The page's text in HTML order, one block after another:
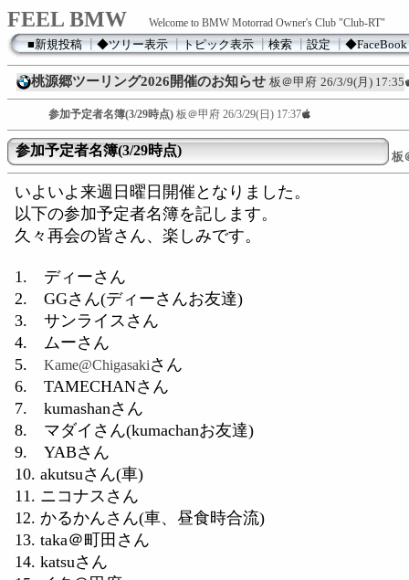
FEEL BMW Welcome to BMW Motorrad Owner's Club "Club-RT"
■新規投稿┃◆ツリー表示┃トピック表示┃検索┃設定┃◆FaceBook
桃源郷ツーリング2026開催のお知らせ 板＠甲府 26/3/9(月) 17:35
参加予定者名簿(3/29時点) 板＠甲府 26/3/29(日) 17:37
参加予定者名簿(3/29時点) 板
いよいよ来週日曜日開催となりました。
以下の参加予定者名簿を記します。
久々再会の皆さん、楽しみです。
1. ディーさん
2. GGさん(ディーさんお友達)
3. サンライスさん
4. ムーさん
5. Kame@Chigasakiさん
6. TAMECHANさん
7. kumashanさん
8. マダイさん(kumachanお友達)
9. YABさん
10. akutsuさん(車)
11. ニコナスさん
12. かるかんさん(車、昼食時合流)
13. taka＠町田さん
14. katsuさん